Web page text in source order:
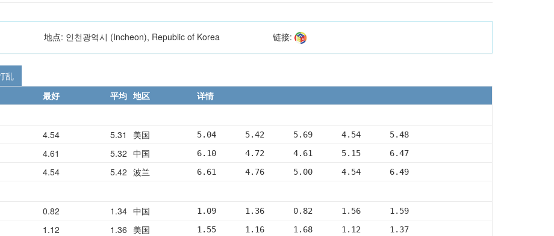
地点: 인천광역시 (Incheon), Republic of Korea 链接:
乱
最好 平均 地区
详情
4.54 5.31 美国 5.04      5.42      5.69      4.54      5.48
4.61 5.32 中国 6.10      4.72      4.61      5.15      6.47
4.54 5.42 波兰 6.61      4.76      5.00      4.54      6.49
0.82 1.34 中国 1.09      1.36      0.82      1.56      1.59
1.12 1.36 美国 1.55      1.16      1.68      1.12      1.37